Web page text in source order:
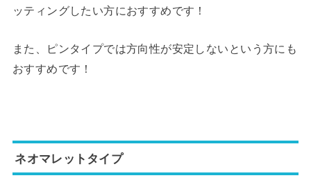
ッティングしたい方におすすめです！
また、ピンタイプでは方向性が安定しないという方にも
おすすめです！
ネオマレットタイプ